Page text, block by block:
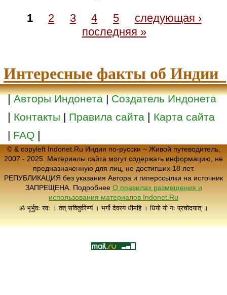
1
2 3 4 5
следующая ›
последняя »
Интересные факты об Индии
|Авторы Индонета|Создатель Индонета
| Контакты | Правила сайта | Карта сайта
| FAQ |
© & copyleft Indonet.Ru Индия по-русски ~ Живой путеводитель,
2007 - 2025. Материалы сайта могут содержать информацию, не
предназначенную для лиц, не достигших 18 лет.
РЕПУБЛИКАЦИЯ без указания Автора и гиперссылки на источник
ЗАПРЕЩЕНА. Подробнее О правилах размещения и
использования материалов Indonet.Ru
ॐ भूर्भुवः स्वः । तत् सवितुर्वरेण्यं । भर्गो देवस्य धीमहि । धियो यो नः प्रचोदयात् ॥